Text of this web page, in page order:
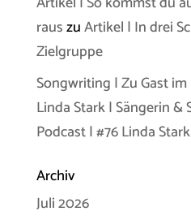
rauszuArtikel | In drei
Zielgruppe
Songwriting | Zu Gast
Linda Stark | Sängerin &
Podcast | #76 Linda Stark
Archiv
Juli 2026